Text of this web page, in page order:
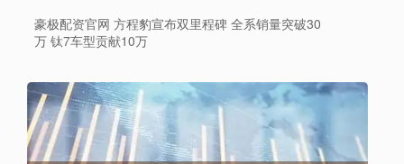
豪极配资官网 方程豹宣布双里程碑 全系销量突破30
万 钛7车型贡献10万